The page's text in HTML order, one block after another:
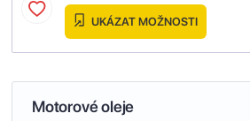
UKÁZAT MOŽNOSTI
Motorové oleje